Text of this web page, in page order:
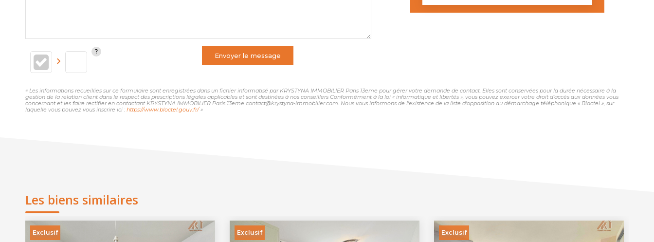
Envoyer le message
« Les informations recueillies sur ce formulaire sont enregistrées dans un fichier informatisé par KRYSTYNA IMMOBILIER Paris 13eme pour gérer votre demande de contact. Elles sont conservées pour la durée nécessaire à la
gestion de la relation client dans le respect des prescriptions légales applicables et sont destinées à nos conseillers Conformément à la loi « informatique et libertés », vous pouvez exercer votre droit d'accès aux données vous
concernant et les faire rectifier en contactant KRYSTYNA IMMOBILIER Paris 13eme contact@krystyna-immobilier.com. Nous vous informons de l'existence de la liste d'opposition au démarchage téléphonique « Bloctel », sur
laquelle vous pouvez vous inscrire ici : https://www.bloctel.gouv.fr/»
Les biens similaires
Exclusif Exclusif Exclusif